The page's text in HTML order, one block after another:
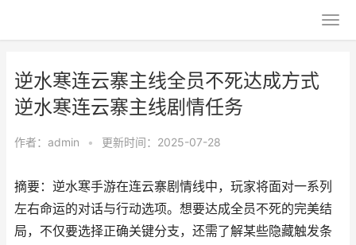
逆水寒连云寨主线全员不死达成方式
逆水寒连云寨主线剧情任务
作者： admin • 更新时间：2025-07-28
摘要：逆水寒手游在连云寨剧情线中，玩家将面对一系列
左右命运的对话与行动选项。想要达成全员不死的完美结
局，不仅要选择正确关键分支，还需了解某些隐藏触发条